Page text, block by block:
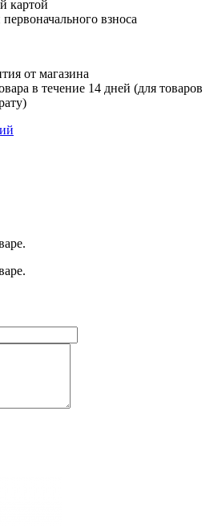
картой
взноса
от магазина
в течение 14 дней (для товаров